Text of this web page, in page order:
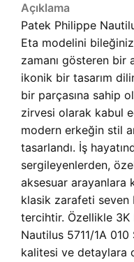
Açıklama
Patek Philippe
Eta modelini
zamanı gösteren bir
ikonik bir tasarım
bir parçasına sahip
zirvesi olarak kabul
modern erkeğin stil
tasarlandı. İş
sergileyenlerden,
aksesuar arayanlara
klasik zarafeti
tercihtir. Özellikle 3K
Nautilus 5711/1A
kalitesi ve detaylara